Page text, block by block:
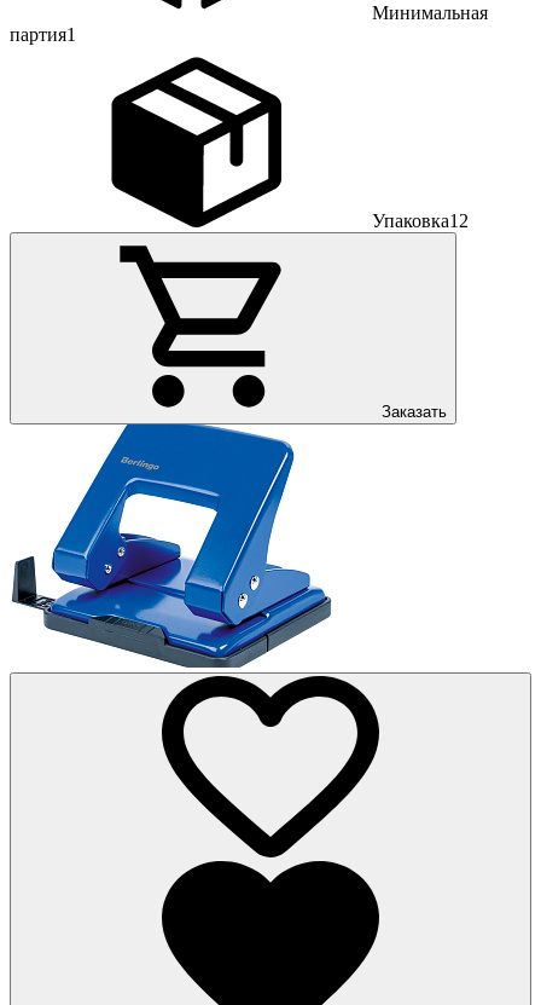
Минимальная
партия1
Упаковка12
Заказать